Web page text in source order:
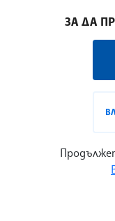
ЗА ДА